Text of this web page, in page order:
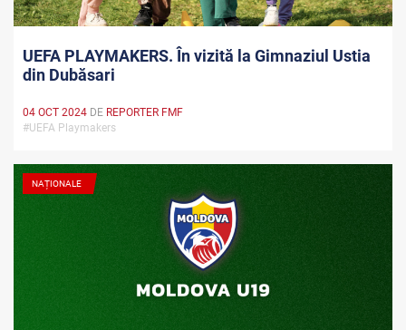
UEFA PLAYMAKERS. În vizită la Gimnaziul Ustia
din Dubăsari
04 OCT 2024 DE REPORTER FMF
#UEFA Playmakers
NAȚIONALE